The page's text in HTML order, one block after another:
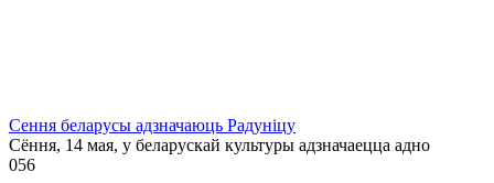
Сення беларусы адзначаюць Радуніцу
Сёння, 14 мая, у беларускай культуры адзначаецца адно
056